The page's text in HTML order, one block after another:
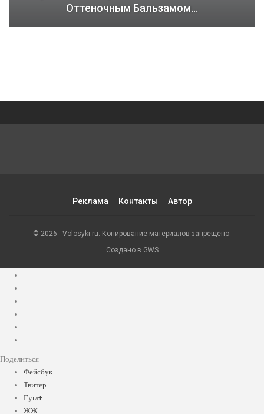
Оттеночным Бальзамом…
Реклама Контакты Автор
© 2026 - Volosyki.ru. Копирование материалов запрещено.
Создано в GWS
Поделиться
Фейсбук
Твитер
Гугл+
ЖЖ